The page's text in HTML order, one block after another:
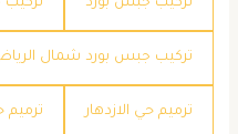
تركيب جبس بورد شمال
ترميم حي الازدهار ترميم